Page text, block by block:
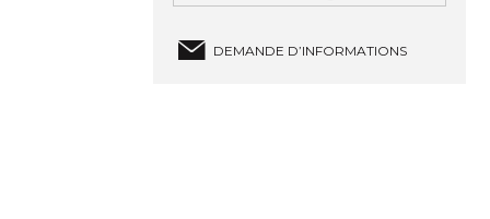
DEMANDE D’INFORMATIONS